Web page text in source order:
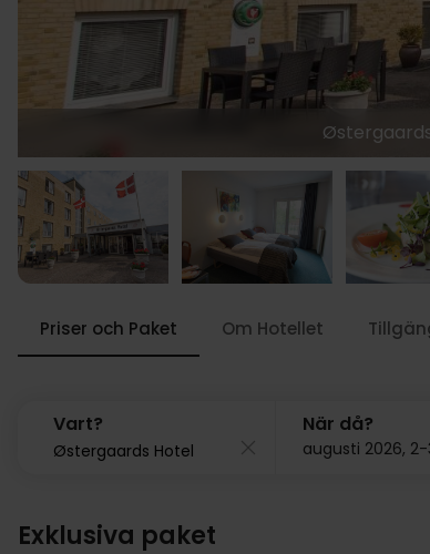
Priser och Paket Om Hotellet
Vart? När då?
augusti 2026,
Exklusiva paket